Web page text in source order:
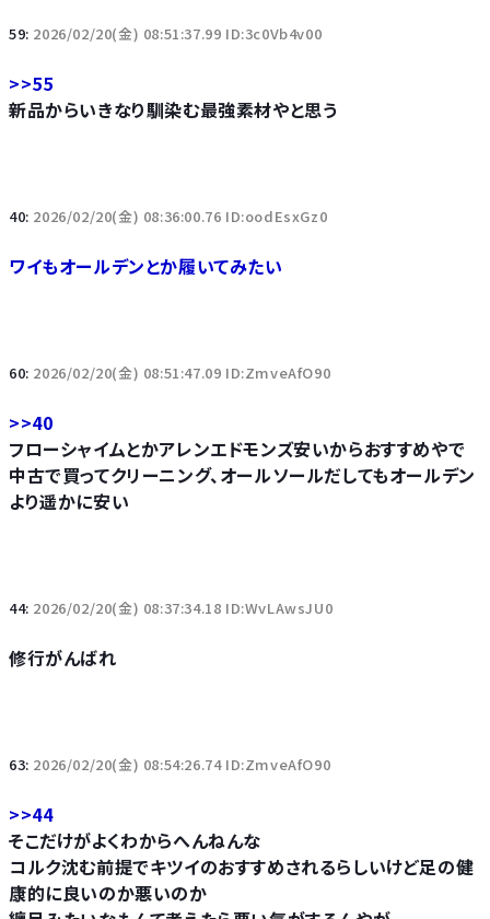
59: 2026/02/20(金) 08:51:37.99 ID:3c0Vb4v00
>>55
新品からいきなり馴染む最強素材やと思う
40: 2026/02/20(金) 08:36:00.76 ID:oodEsxGz0
ワイもオールデンとか履いてみたい
60: 2026/02/20(金) 08:51:47.09 ID:ZmveAfO90
>>40
フローシャイムとかアレンエドモンズ安いからおすすめやで
中古で買ってクリーニング、オールソールだしてもオールデン
より遥かに安い
44: 2026/02/20(金) 08:37:34.18 ID:WvLAwsJU0
修行がんばれ
63: 2026/02/20(金) 08:54:26.74 ID:ZmveAfO90
>>44
そこだけがよくわからへんねんな
コルク沈む前提でキツイのおすすめされるらしいけど足の健
康的に良いのか悪いのか